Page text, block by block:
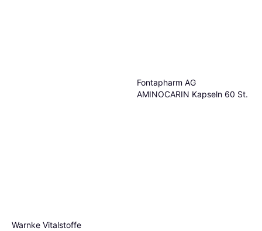
Warnke Vitalstoffe
Fontapharm AG
AMINOCARIN Kapseln 60 St.